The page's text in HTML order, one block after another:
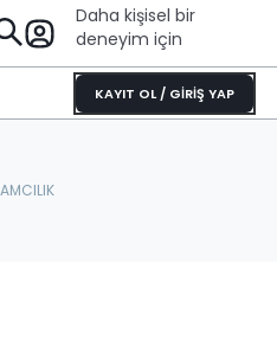
Daha kişisel bir
deneyim için
KAYIT OL / GİRİŞ YAP